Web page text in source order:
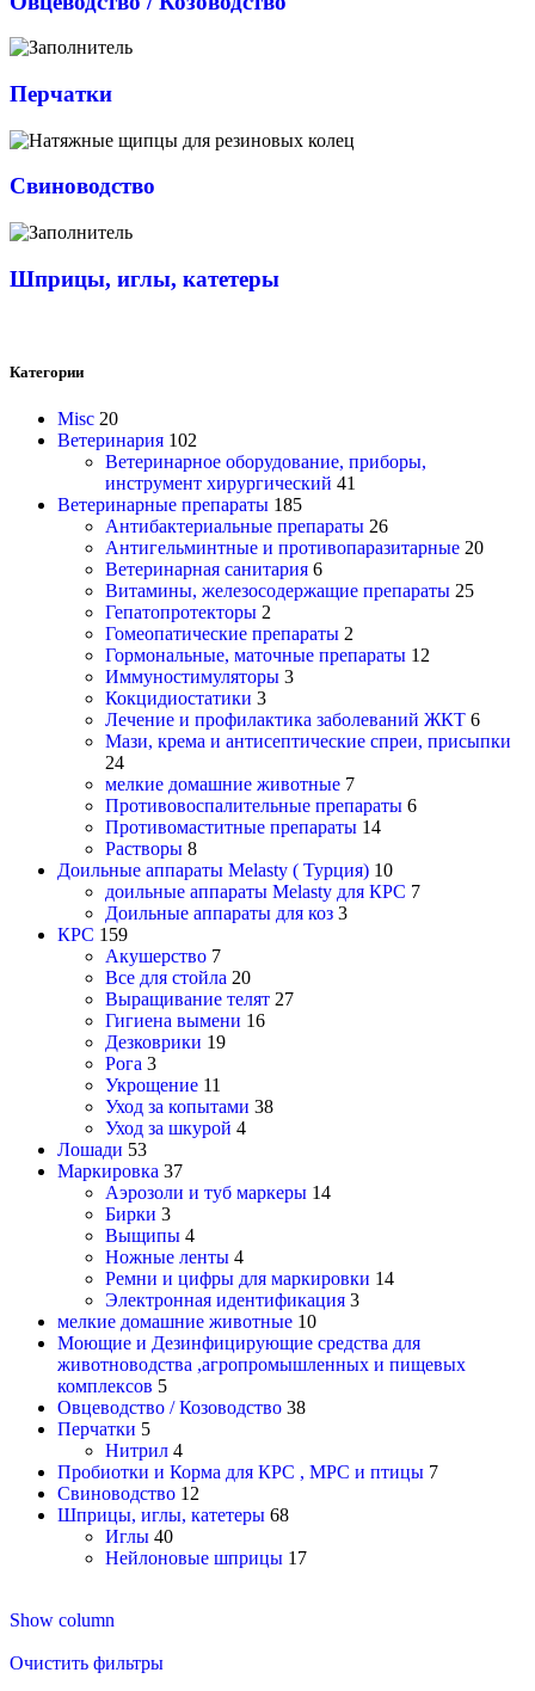
Перчатки
Свиноводство
Шприцы, иглы, катетеры
Категории
Misc 20
Ветеринария 102
Ветеринарное оборудование, приборы,
инструмент хирургический 41
Ветеринарные препараты 185
Антибактериальные препараты 26
Антигельминтные и противопаразитарные 20
Ветеринарная санитария 6
Витамины, железосодержащие препараты 25
Гепатопротекторы 2
Гомеопатические препараты 2
Гормональные, маточные препараты 12
Иммуностимуляторы 3
Кокцидиостатики 3
Лечение и профилактика заболеваний ЖКТ 6
Мази, крема и антисептические спреи, присыпки
24
мелкие домашние животные 7
Противовоспалительные препараты 6
Противомаститные препараты 14
Растворы 8
Доильные аппараты Melasty ( Турция) 10
доильные аппараты Melasty для КРС 7
Доильные аппараты для коз 3
КРС 159
Акушерство 7
Все для стойла 20
Выращивание телят 27
Гигиена вымени 16
Дезковрики 19
Рога 3
Укрощение 11
Уход за копытами 38
Уход за шкурой 4
Лошади 53
Маркировка 37
Аэрозоли и туб маркеры 14
Бирки 3
Выщипы 4
Ножные ленты 4
Ремни и цифры для маркировки 14
Электронная идентификация 3
мелкие домашние животные 10
Моющие и Дезинфицирующие средства для
животноводства ,агропромышленных и пищевых
комплексов 5
Овцеводство / Козоводство 38
Перчатки 5
Нитрил 4
Пробиотки и Корма для КРС , МРС и птицы 7
Свиноводство 12
Шприцы, иглы, катетеры 68
Иглы 40
Нейлоновые шприцы 17
Show column
Очистить фильтры